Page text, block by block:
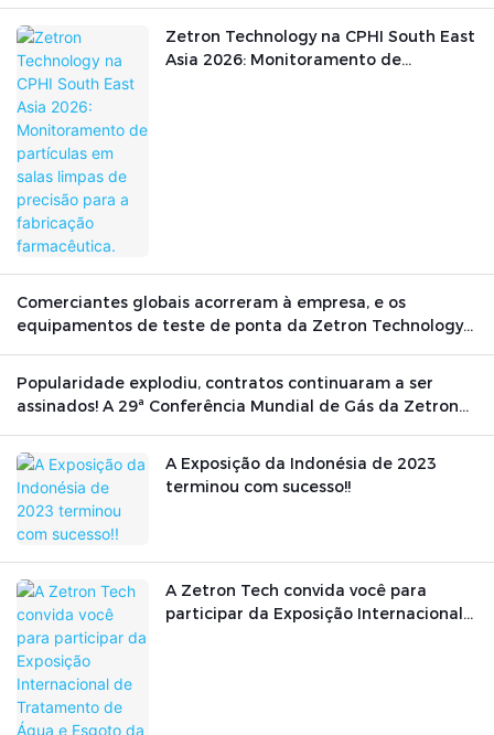
Zetron Technology na CPHI South East
Asia 2026: Monitoramento de
Comerciantes globais acorreram à empresa, e os
equipamentos de teste de ponta da Zetron Technology
Popularidade explodiu, contratos continuaram a ser
assinados! A 29ª Conferência Mundial de Gás da Zetron
A Exposição da Indonésia de 2023
terminou com sucesso!!
A Zetron Tech convida você para
participar da Exposição Internacional